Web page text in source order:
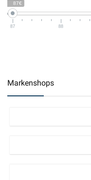
87€
87 88
Markenshops